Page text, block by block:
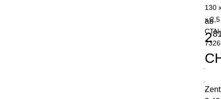
130
x 2,5
CTN
ab
2
-